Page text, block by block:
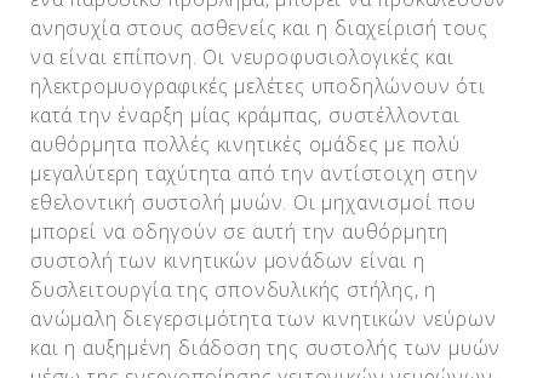
ανησυχία στους ασθενείς και η διαχείρισή τους
να είναι επίπονη. Οι νευροφυσιολογικές και
ηλεκτρομυογραφικές μελέτες υποδηλώνουν ότι
κατά την έναρξη μίας κράμπας, συστέλλονται
αυθόρμητα πολλές κινητικές ομάδες με πολύ
μεγαλύτερη ταχύτητα από την αντίστοιχη στην
εθελοντική συστολή μυών. Οι μηχανισμοί που
μπορεί να οδηγούν σε αυτή την αυθόρμητη
συστολή των κινητικών μονάδων είναι η
δυσλειτουργία της σπονδυλικής στήλης, η
ανώμαλη διεγερσιμότητα των κινητικών νεύρων
και η αυξημένη διάδοση της συστολής των μυών